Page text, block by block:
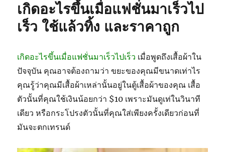
เกิดอะไรขึ้นเมื่อแฟชั่นมาเร็วไป
เร็ว ใช้แล้วทิ้ง และราคาถูก
เกิดอะไรขึ้นเมื่อแฟชั่นมาเร็วไปเร็ว เมื่อพูดถึงเสื้อผ้าใน
ปัจจุบัน คุณอาจต้องถามว่า ขยะของคุณมีขนาดเท่าไร
คุณรู้ว่าคุณมีเสื้อผ้าเหล่านั้นอยู่ในตู้เสื้อผ้าของคุณ เสื้อ
ตัวนั้นที่คุณใช้เงินน้อยกว่า $10 เพราะมันดูเท่ในวินาที
เดียว หรือกระโปรงตัวนั้นที่คุณใส่เพียงครั้งเดียวก่อนที่
มันจะตกเทรนด์